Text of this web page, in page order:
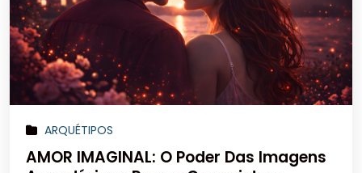
ARQUÉTIPOS
AMOR IMAGINAL: O Poder Das Imagens